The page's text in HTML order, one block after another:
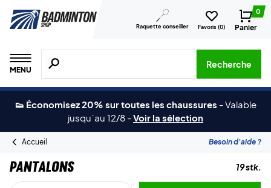
Raquette conseiller Favoris (0)
0
Panier
MENU
Recherche de produits, de marques, etc.
Recherche
👟 Économisez 20% sur toutes les chaussures -Valable
jusqu´au 12/8 -Voir la sélection
Accueil Besoin d'aide ?
Pantalons 19 stk.